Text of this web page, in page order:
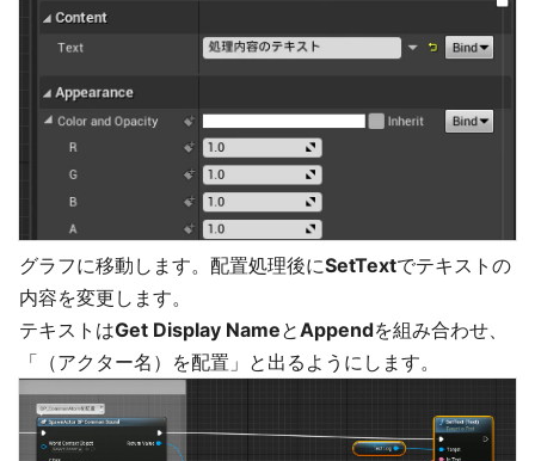
グラフに移動します。配置処理後にSetTextでテキストの
内容を変更します。
テキストはGet Display NameとAppendを組み合わせ、
「（アクター名）を配置」と出るようにします。